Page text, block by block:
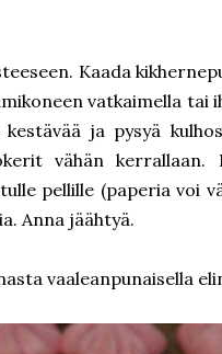
Kaada
vatkaimella tai
ja pysyä
vähän
pellille (paperia voi
Anna jäähtyä.
vaaleanpunaisella